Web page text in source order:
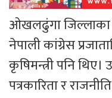
ओखलढुंगा जिल्लाका
नेपाली कांग्रेस
कृषिमन्त्री पनि
पत्रकारिता र